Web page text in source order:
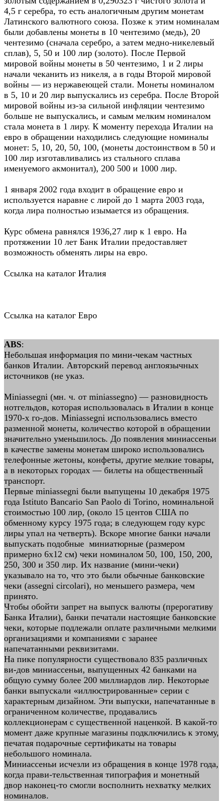
4,5 г серебра, то есть аналогичным другим монетам
Латинского валютного союза. Позже к этим номиналам
были добавлены монеты в 10 чентезимо (медь), 20
чентезимо (сначала серебро, а затем медно-никелевый
сплав), 5, 50 и 100 лир (золото). После Первой
мировой войны монеты в 50 чентезимо, 1 и 2 лиры
начали чеканить из никеля, а в годы Второй мировой
войны — из нержавеющей стали. Монеты номиналом
в 5, 10 и 20 лир выпускались из серебра. После Второй
мировой войны из-за сильной инфляции чентезимо
больше не выпускались, и самым мелким номиналом
стала монета в 1 лиру. К моменту перехода Италии на
евро в обращении находились следующие номиналы
монет: 5, 10, 20, 50, 100, (монеты достоинством в 50 и
100 лир изготавливались из стального сплава
именуемого акмонитал), 200 500 и 1000 лир.
1 января 2002 года входит в обращение евро и
используется наравне с лирой до 1 марта 2003 года,
когда лира полностью изымается из обращения.
Курс обмена равнялся 1936,27 лир к 1 евро. На
протяжении 10 лет Банк Италии предоставляет
возможность обменять лиры на евро.
Ссылка на каталог Италия
Ссылка на каталог Евро
ABS:
Небольшая информация по мини-чекам частных
банков Италии. Авторский перевод англоязычных
источников (не указ.
Miniassegni (мн. ч. от miniassegno) — разновидность
нотгельдов, которая использовалась в Италии в конце
1970-х го-дов. Miniassegni использовались вместо
разменной монеты, количество которой в обращении
значительно уменьшилось. До появления миниассеньи
в качестве замены монетам широко использовались
телефонные жетоны, конфеты, другие мелкие товары,
а в некоторых городах — билеты на общественный
транспорт.
Первые miniassegni были выпущены 10 декабря 1975
года Istituto Bancario San Paolo di Torino, номинальной
стоимостью 100 лир, (около 15 центов США по
обменному курсу 1975 года; в следующем году курс
лиры упал на четверть). Вскоре многие банки начали
выпускать подобные миниатюрные (размером
примерно 6х12 см) чеки номиналом 50, 100, 150, 200,
250, 300 и 350 лир. Их название (мини-чеки)
указывало на то, что это были обычные банковские
чеки (assegni circolari), но меньшего размера, чем
принято.
Чтобы обойти запрет на выпуск валюты (прерогативу
Банка Италии), банки печатали настоящие банковские
чеки, которые подлежали оплате различными мелкими
организациями и компаниями с заранее
напечатанными реквизитами.
На пике популярности существовало 835 различных
ви-дов миниассеньи, выпущенных 42 банками на
общую сумму более 200 миллиардов лир. Некоторые
банки выпускали «иллюстрированные» серии с
характерным дизайном. Эти выпуски, напечатанные в
ограниченном количестве, продавались
коллекционерам с существенной наценкой. В какой-то
момент даже крупные магазины подключились к этому,
печатая подарочные сертификаты на товары
небольшого номинала.
Миниассеньи исчезли из обращения в конце 1978 года,
когда прави-тельственная типография и монетный
двор наконец-то смогли восполнить нехватку мелких
номиналов.